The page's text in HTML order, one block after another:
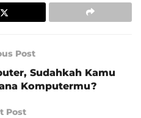
Post
Sudahkah Kamu
Komputermu?
Post